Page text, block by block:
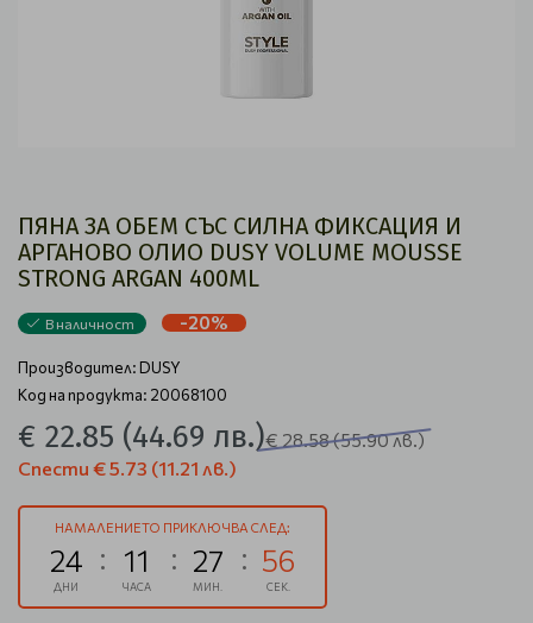
ПЯНА ЗА ОБЕМ СЪС СИЛНА ФИКСАЦИЯ И
АРГАНОВО ОЛИО DUSY VOLUME MOUSSE
STRONG ARGAN 400ML
В наличност -20%
Производител:DUSY
Код на продукта: 20068100
€ 22.85 (44.69 лв.)€ 28.58(55.90 лв.)
Спести € 5.73 (11.21 лв.)
НАМАЛЕНИЕТО ПРИКЛЮЧВА СЛЕД:
24
ДНИ
11
ЧАСА
27
МИН.
55
СЕК.